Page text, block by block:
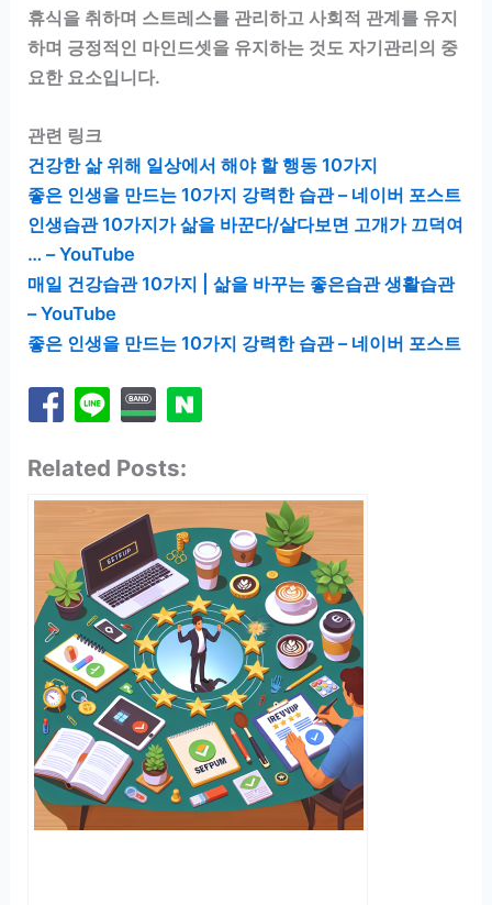
휴식을 취하며 스트레스를 관리하고 사회적 관계를 유지
하며 긍정적인 마인드셋을 유지하는 것도 자기관리의 중
요한 요소입니다.
관련 링크
건강한 삶 위해 일상에서 해야 할 행동 10가지
좋은 인생을 만드는 10가지 강력한 습관 – 네이버 포스트
인생습관 10가지가 삶을 바꾼다/살다보면 고개가 끄덕여
… – YouTube
매일 건강습관 10가지 | 삶을 바꾸는 좋은습관 생활습관
– YouTube
좋은 인생을 만드는 10가지 강력한 습관 – 네이버 포스트
Related Posts: